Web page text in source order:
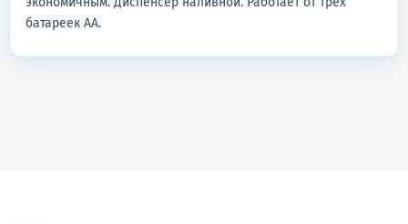
батареек АА.